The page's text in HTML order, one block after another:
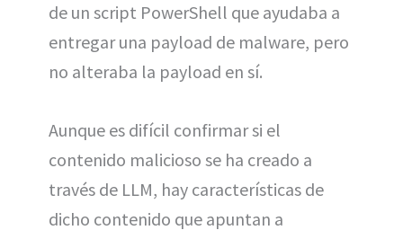
de un script PowerShell que ayudaba a
entregar una payload de malware, pero
no alteraba la payload en sí.
Aunque es difícil confirmar si el
contenido malicioso se ha creado a
través de LLM, hay características de
dicho contenido que apuntan a